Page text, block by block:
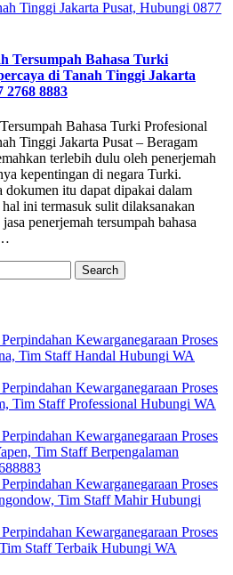
Tersumpah Bahasa Turki
di Tanah Tinggi Jakarta
2768 8883
Bahasa Turki Profesional
Tinggi Jakarta Pusat – Beragam
terlebih dulu oleh penerjemah
kepentingan di negara Turki.
dokumen itu dapat dipakai dalam
ini termasuk sulit dilaksanakan
penerjemah tersumpah bahasa
Kewarganegaraan Proses
Tim Staff Handal Hubungi WA
Kewarganegaraan Proses
Tim Staff Professional Hubungi WA
Kewarganegaraan Proses
Tim Staff Berpengalaman
Kewarganegaraan Proses
Tim Staff Mahir Hubungi
Kewarganegaraan Proses
Staff Terbaik Hubungi WA